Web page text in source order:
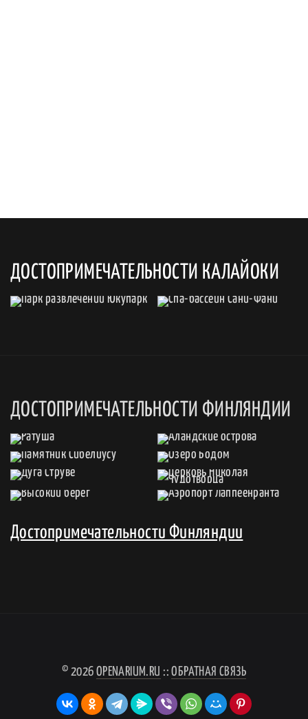
ДОСТОПРИМЕЧАТЕЛЬНОСТИ КАЛАЙОКИ
ДОСТОПРИМЕЧАТЕЛЬНОСТИ ФИНЛЯНДИИ
Достопримечательности Финляндии
© 2026 OPENARIUM.RU ::ОБРАТНАЯ СВЯЗЬ